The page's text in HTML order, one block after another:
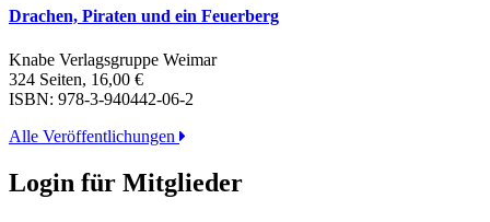
Drachen, Piraten und ein Feuerberg
Knabe Verlagsgruppe Weimar
324 Seiten, 16,00 €
ISBN: 978-3-940442-06-2
Alle Veröffentlichungen
Login für Mitglieder